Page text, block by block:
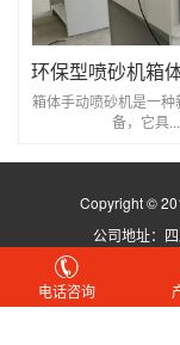
箱体手动喷砂机是一种
备，它具...
Copyright ©
公司地址：
电话咨询